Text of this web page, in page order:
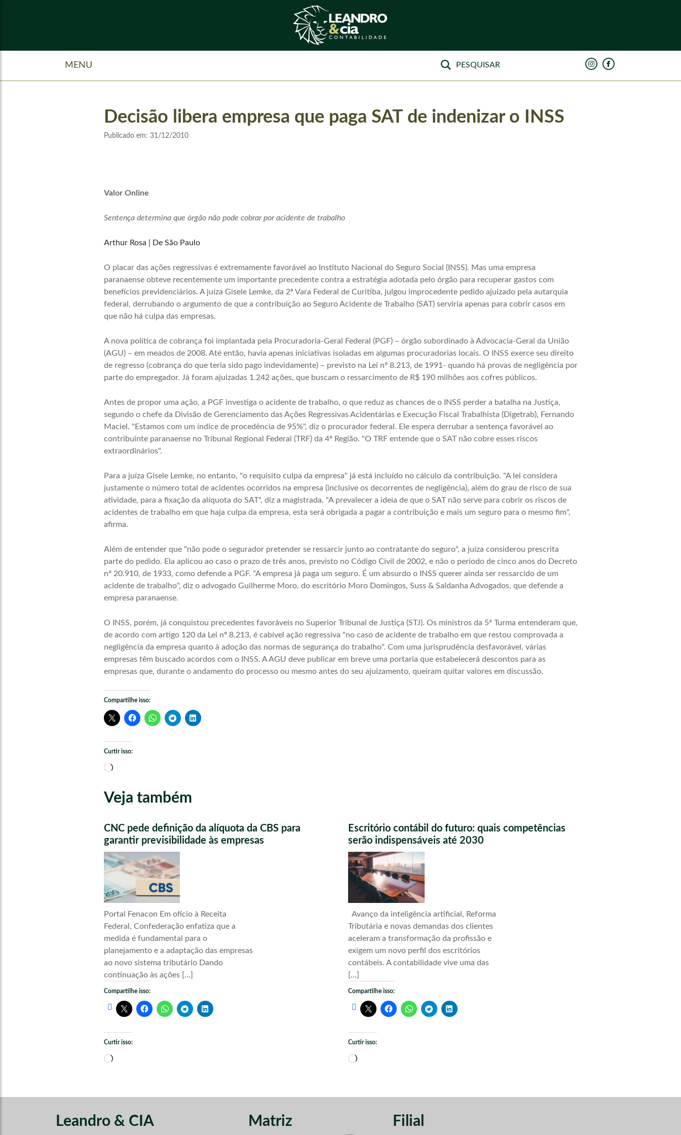
MENU
Decisão libera empresa que paga SAT de indenizar o INSS
Publicado em: 31/12/2010
Valor Online
Sentença determina que órgão não pode cobrar por acidente de trabalho
Arthur Rosa De São Paulo
O placar das ações regressivas é extremamente favorável ao Instituto Nacional do Seguro Social (INSS). Mas uma empresa
paranaense obteve recentemente um importante precedente contra a estratégia adotada pelo órgão para recuperar gastos com
benefícios previdenciários. A juíza Gisele Lemke, da 2ª Vara Federal de Curitiba, julgou improcedente pedido ajuizado pela autarquia
federal, derrubando o argumento de que a contribuição ao Seguro Acidente de Trabalho (SAT) serviria apenas para cobrir casos em
que não há culpa das empresas.
A nova política de cobrança foi implantada pela Procuradoria-Geral Federal (PGF) – órgão subordinado à Advocacia-Geral da União
(AGU) – em meados de 2008. Até então, havia apenas iniciativas isoladas em algumas procuradorias locais. O INSS exerce seu direito
de regresso (cobrança do que teria sido pago indevidamente) – previsto na Lei nº 8.213, de 1991- quando há provas de negligência por
parte do empregador. Já foram ajuizadas 1.242 ações, que buscam o ressarcimento de R$ 190 milhões aos cofres públicos.
Antes de propor uma ação, a PGF investiga o acidente de trabalho, o que reduz as chances de o INSS perder a batalha na Justiça,
segundo o chefe da Divisão de Gerenciamento das Ações Regressivas Acidentárias e Execução Fiscal Trabalhista (Digetrab), Fernando
Maciel. "Estamos com um índice de procedência de 95%", diz o procurador federal. Ele espera derrubar a sentença favorável ao
contribuinte paranaense no Tribunal Regional Federal (TRF) da 4ª Região. "O TRF entende que o SAT não cobre esses riscos
extraordinários".
Para a juíza Gisele Lemke, no entanto, "o requisito culpa da empresa" já está incluído no cálculo da contribuição. "A lei considera
justamente o número total de acidentes ocorridos na empresa (inclusive os decorrentes de negligência), além do grau de risco de sua
atividade, para a fixação da alíquota do SAT", diz a magistrada. "A prevalecer a ideia de que o SAT não serve para cobrir os riscos de
acidentes de trabalho em que haja culpa da empresa, esta será obrigada a pagar a contribuição e mais um seguro para o mesmo fim",
afirma.
Além de entender que "não pode o segurador pretender se ressarcir junto ao contratante do seguro", a juíza considerou prescrita
parte do pedido. Ela aplicou ao caso o prazo de três anos, previsto no Código Civil de 2002, e não o período de cinco anos do Decreto
nº 20.910, de 1933, como defende a PGF. "A empresa já paga um seguro. É um absurdo o INSS querer ainda ser ressarcido de um
acidente de trabalho", diz o advogado Guilherme Moro, do escritório Moro Domingos, Suss & Saldanha Advogados, que defende a
empresa paranaense.
O INSS, porém, já conquistou precedentes favoráveis no Superior Tribunal de Justiça (STJ). Os ministros da 5ª Turma entenderam que,
de acordo com artigo 120 da Lei nº 8.213, é cabível ação regressiva "no caso de acidente de trabalho em que restou comprovada a
negligência da empresa quanto à adoção das normas de segurança do trabalho". Com uma jurisprudência desfavorável, várias
empresas têm buscado acordos com o INSS. A AGU deve publicar em breve uma portaria que estabelecerá descontos para as
empresas que, durante o andamento do processo ou mesmo antes do seu ajuizamento, queiram quitar valores em discussão.
Compartilhe isso:
Curtir isso:
Carregando...
Veja também
CNC pede definição da alíquota da CBS para
garantir previsibilidade às empresas
Portal Fenacon Em ofício à Receita
Federal, Confederação enfatiza que a
medida é fundamental para o
planejamento e a adaptação das empresas
ao novo sistema tributário Dando
continuação às ações […]
Compartilhe isso:
Curtir isso:
Carregando...
Escritório contábil do futuro: quais competências
serão indispensáveis até 2030
Avanço da inteligência artificial, Reforma
Tributária e novas demandas dos clientes
aceleram a transformação da profissão e
exigem um novo perfil dos escritórios
contábeis. A contabilidade vive uma das
[…]
Compartilhe isso:
Curtir isso:
Carregando...
Leandro & CIA Matriz Filial